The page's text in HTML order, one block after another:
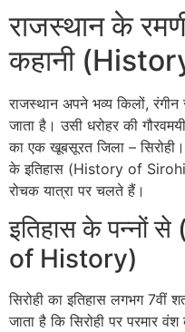
राजस्थान के
कहानी
राजस्थान अपने भव्य किलों,
जाता है। उसी धरोहर की
का एक खूबसूरत जिला –
के इतिहास (History of
रोचक यात्रा पर चलते हैं।
इतिहास के पन्नों
of History)
सिरोही का इतिहास लगभग 7वीं
जाता है कि सिरोही पर परमार